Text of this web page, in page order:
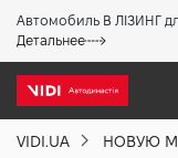
Автомобиль В ЛІЗИНГ
Детальнее
VIDI.UA НОВУЮ